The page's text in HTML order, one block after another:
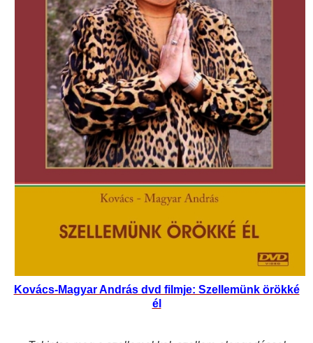
Kovács-Magyar András dvd filmje: Szellemünk örökké
él